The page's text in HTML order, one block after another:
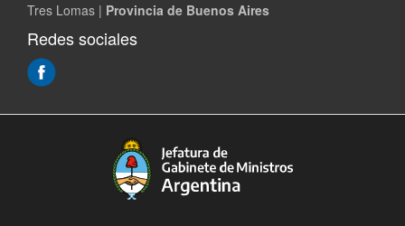
Tres Lomas | Provincia de Buenos Aires
Redes sociales